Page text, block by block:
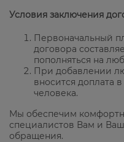
Условия заключения
Первоначальный
договора
пополняться на
При добавлении
вносится доплата
человека.
Мы обеспечим
специалистов Вам и
обращения.